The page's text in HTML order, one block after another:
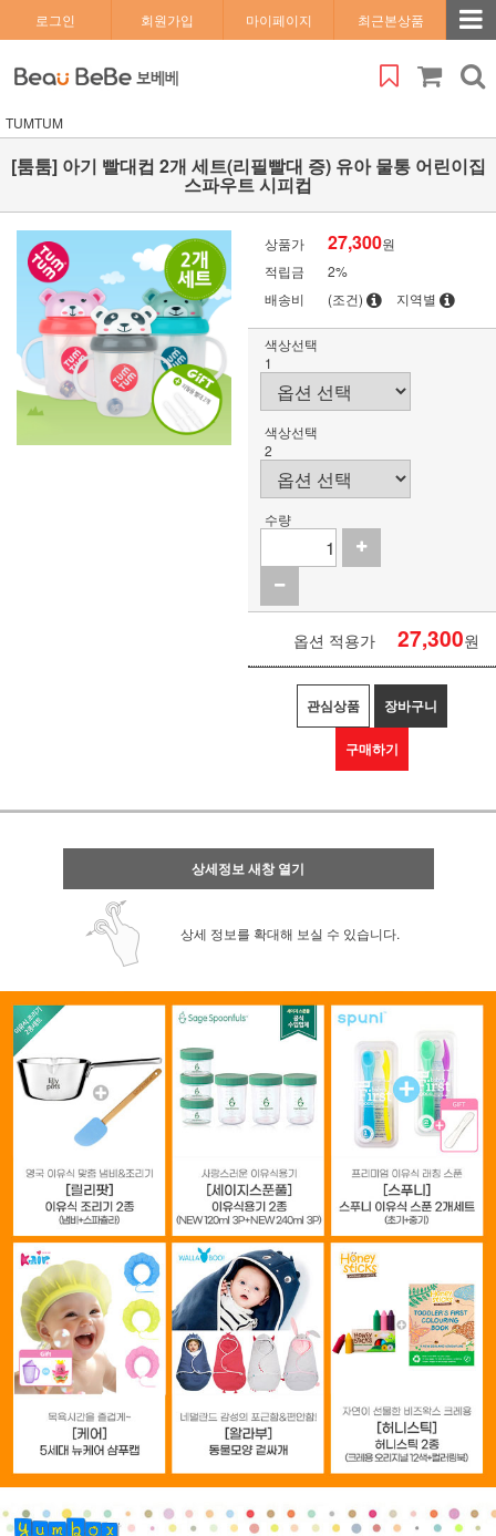
로그인 회원가입 마이페이지 최근본상품
TUMTUM
[툼툼] 아기 빨대컵 2개 세트(리필빨대 증) 유아 물통 어린이집
스파우트 시피컵
상품가 27,300원
적립금
2%
배송비
(조건) 지역별
색상선택
1
색상선택
2
수량
옵션 적용가 27,300원
관심상품 장바구니
구매하기
상세정보 새창 열기
상세 정보를 확대해 보실 수 있습니다.